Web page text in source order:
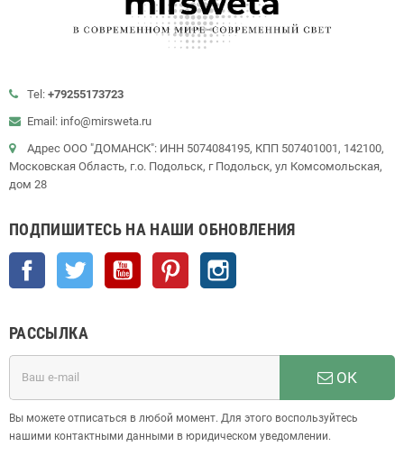
Tel: +79255173723
Email: info@mirsweta.ru
Адрес ООО "ДОМАНСК": ИНН 5074084195, КПП 507401001, 142100,
Московская Область, г.о. Подольск, г Подольск, ул Комсомольская,
дом 28
ПОДПИШИТЕСЬ НА НАШИ ОБНОВЛЕНИЯ
Facebook Twitter YouTube Pinterest
РАССЫЛКА
ОК
Вы можете отписаться в любой момент. Для этого воспользуйтесь
нашими контактными данными в юридическом уведомлении.